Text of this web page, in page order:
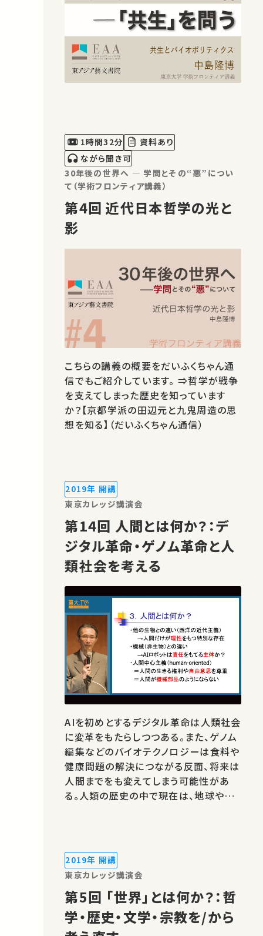
1時間32分
資料あり
ながら聞き可
30年後の世界へ ― 学問とその“悪”につい
て（学術フロンティア講義）
第4回 近代日本哲学の光と
影
こちらの講義の概要をだいふくちゃん通
信でもご紹介しています。 ⇒哲学が戦争
を支えてしまった歴史を知っています
か？【京都学派の田辺元と九鬼周造の思
想を知る】（だいふくちゃん通信）
2019年 開講
東京カレッジ講演会
第14回 人間とは何か？：デ
ジタル革命・ゲノム革命と人
類社会を考える
AIを初めとするデジタル革命は人類社会
に変革をもたらしつつある。また、ゲノム
編集などのバイオテクノロジーは食料や
健康問題の解決につながる反面、将来は
人間までをも変えてしまう可能性があ
る。人類の歴史の中で現在は、地球や人
時代の哲学と倫理はどうあるべきか、な
どの喫緊の課題について、各分野で…
2019年 開講
東京カレッジ講演会
第5回 「世界」とは何か？：哲
学・歴史・文学・宗教を/から